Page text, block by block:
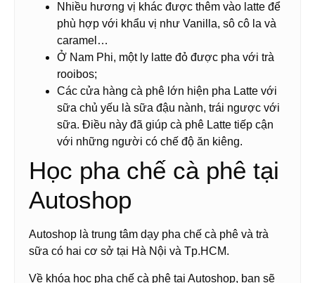
Nhiều hương vị khác được thêm vào latte để
phù hợp với khẩu vị như Vanilla, sô cô la và
caramel…
Ở Nam Phi, một ly latte đỏ được pha với trà
rooibos;
Các cửa hàng cà phê lớn hiện pha Latte với
sữa chủ yếu là sữa đậu nành, trái ngược với
sữa. Điều này đã giúp cà phê Latte tiếp cận
với những người có chế độ ăn kiêng.
Học pha chế cà phê tại
Autoshop
Autoshop là trung tâm dạy pha chế cà phê và trà
sữa có hai cơ sở tại Hà Nội và Tp.HCM.
Về khóa học pha chế cà phê tại Autoshop, bạn sẽ